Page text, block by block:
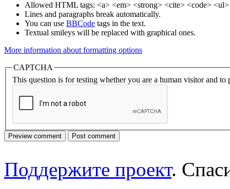
Allowed HTML tags: <a> <em> <strong> <cite> <code>
Lines and paragraphs break automatically.
You can use BBCode tags in the text.
Textual smileys will be replaced with graphical ones.
More information about formatting options
CAPTCHA
This question is for testing whether you are a human visitor and to
Поддержите проект.